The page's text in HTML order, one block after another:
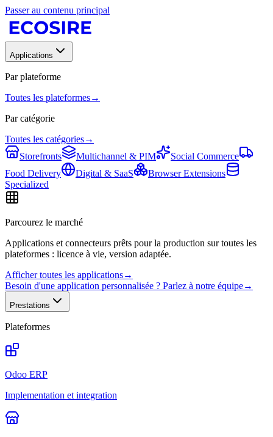
Passer au contenu principal
Applications
Par plateforme
Toutes les plateformes→
Par catégorie
Toutes les catégories→
Storefronts
Multichannel & PIM
Social Commerce
Food Delivery
Digital & SaaS
Browser Extensions
Specialized
Parcourez le marché
Applications et connecteurs prêts pour la production sur toutes les
plateformes : licence à vie, version adaptée.
Afficher toutes les applications→
Besoin d'une application personnalisée ? Parlez à notre équipe→
Prestations
Plateformes
Odoo ERP
Implementation et integration